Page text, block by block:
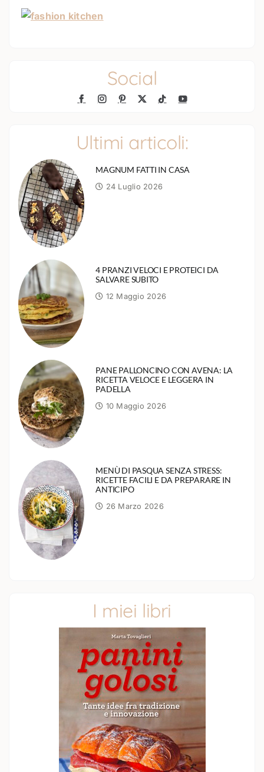
Social
Ultimi articoli:
MAGNUM FATTI IN CASA
24 Luglio 2026
4 PRANZI VELOCI E PROTEICI DA
SALVARE SUBITO
12 Maggio 2026
PANE PALLONCINO CON AVENA: LA
RICETTA VELOCE E LEGGERA IN
PADELLA
10 Maggio 2026
MENÙ DI PASQUA SENZA STRESS:
RICETTE FACILI E DA PREPARARE IN
ANTICIPO
26 Marzo 2026
I miei libri